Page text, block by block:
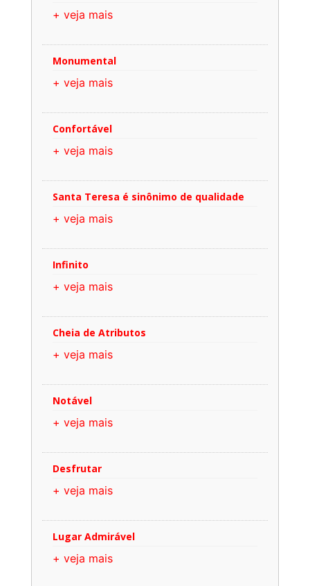
+ veja mais
Monumental
+ veja mais
Confortável
+ veja mais
Santa Teresa é sinônimo de qualidade
+ veja mais
Infinito
+ veja mais
Cheia de Atributos
+ veja mais
Notável
+ veja mais
Desfrutar
+ veja mais
Lugar Admirável
+ veja mais